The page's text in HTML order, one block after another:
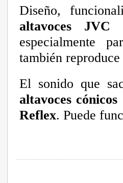
Diseño,
altavoces JVC
especialmente
también
El sonido que
altavoces
Reflex. Puede